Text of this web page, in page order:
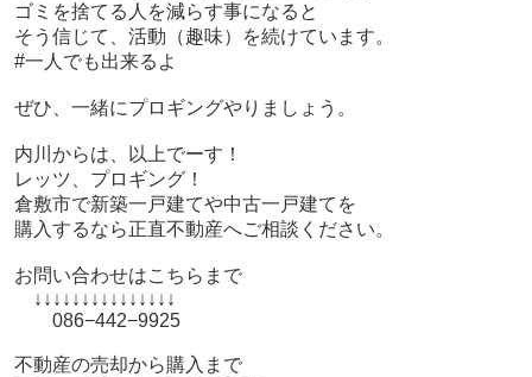
ゴミを捨てる人を減らす事になると
そう信じて、活動（趣味）を続けています。
#一人でも出来るよ
ぜひ、一緒にプロギングやりましょう。
内川からは、以上でーす！
レッツ、プロギング！
倉敷市で新築一戸建てや中古一戸建てを
購入するなら正直不動産へご相談ください。
お問い合わせはこちらまで
↓↓↓↓↓↓↓↓↓↓↓↓↓↓↓
086−442−9925
不動産の売却から購入まで